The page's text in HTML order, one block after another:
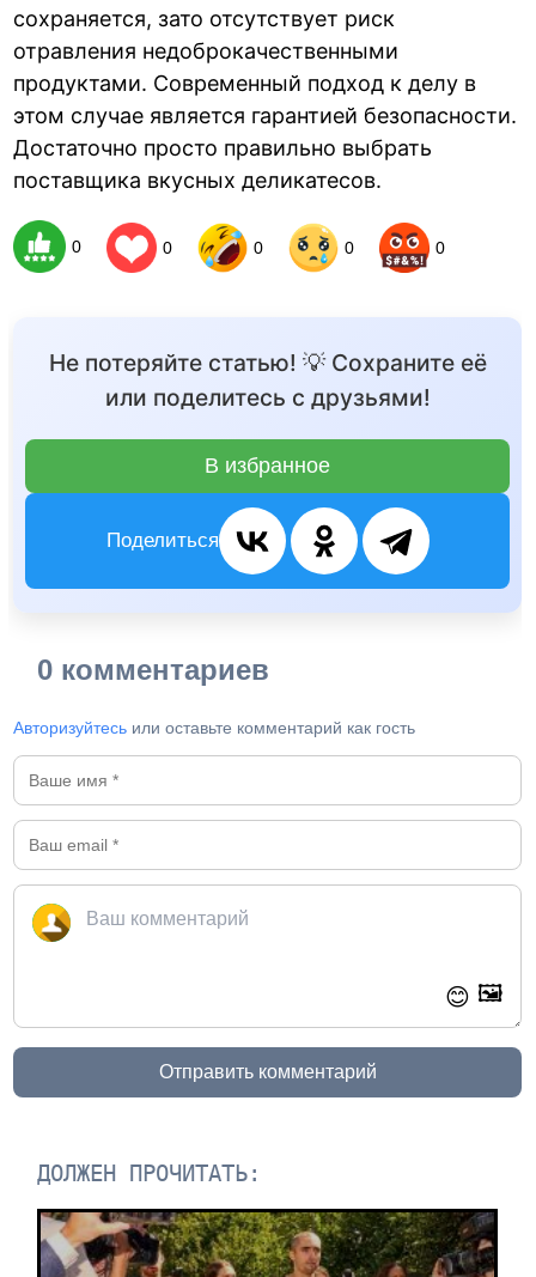
сохраняется, зато отсутствует риск
отравления недоброкачественными
продуктами. Современный подход к делу в
этом случае является гарантией безопасности.
Достаточно просто правильно выбрать
поставщика вкусных деликатесов.
0 0 0 0 0
Не потеряйте статью! 💡 Сохраните её
или поделитесь с друзьями!
В избранное
Поделиться
0 комментариев
Авторизуйтесь или оставьте комментарий как гость
😊 🖼️
Отправить комментарий
ДОЛЖЕН ПРОЧИТАТЬ: